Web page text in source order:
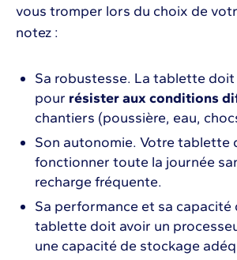
vous tromper lors du choix de
notez :
Sa robustesse. La tablette
pour résister aux conditions
chantiers (poussière, eau,
Son autonomie. Votre tablette
fonctionner toute la journée
recharge fréquente.
Sa performance et sa capacité
tablette doit avoir un
une capacité de stockage